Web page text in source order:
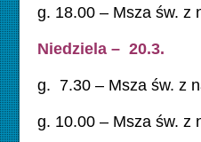
g. 18.00 – Msza św. z
Niedziela – 20.3.
g. 7.30 – Msza św. z
g. 10.00 – Msza św. z